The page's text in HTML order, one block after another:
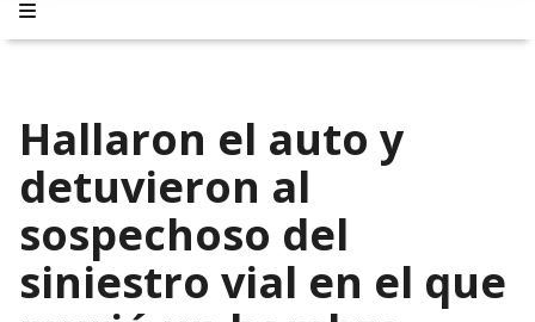
Hallaron el auto y
detuvieron al
sospechoso del
siniestro vial en el que